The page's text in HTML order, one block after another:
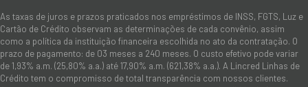
As taxas de juros e prazos praticados nos empréstimos de INSS, FGTS, Luz e
Cartão de Crédito observam as determinações de cada convênio, assim
como a política da instituição financeira escolhida no ato da contratação. O
prazo de pagamento: de 03 meses a 240 meses. O custo efetivo pode variar
de 1,93% a.m. (25,80% a.a.) até 17,90% a.m. (621,38% a.a.). A Lincred Linhas de
Crédito tem o compromisso de total transparência com nossos clientes.